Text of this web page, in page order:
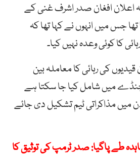
اعلان افغان صدر اشرف غنی کے
جس میں انہوں نے کہا تھا کہ
کا کوئی وعدہ نہیں کیا۔
قیدیوں کی رہائی کا معاملہ بین
میں شامل کیا جا سکتا ہے
کے لیے اگلے 9 دن میں مذاکراتی ٹیم تشکیل دی جائے
طے پاگیا: صدر ٹرمپ کی توثیق کا